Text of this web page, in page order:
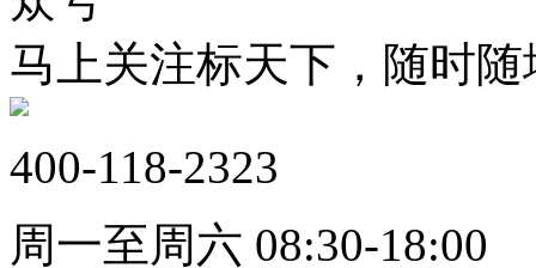
马上关注标天下，随时
400-118-2323
周一至周六 08:30-18:00